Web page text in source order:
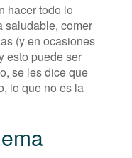
hacer todo lo
saludable, comer
(y en ocasiones
esto puede ser
se les dice que
lo que no es la